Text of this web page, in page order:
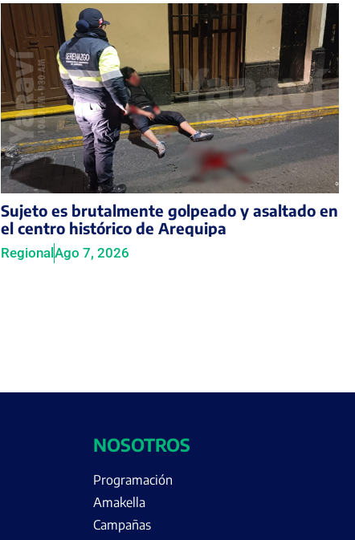
Sujeto es brutalmente golpeado y asaltado en
el centro histórico de Arequipa
RegionalAgo 7, 2026
NOSOTROS
Programación
Amakella
Campañas